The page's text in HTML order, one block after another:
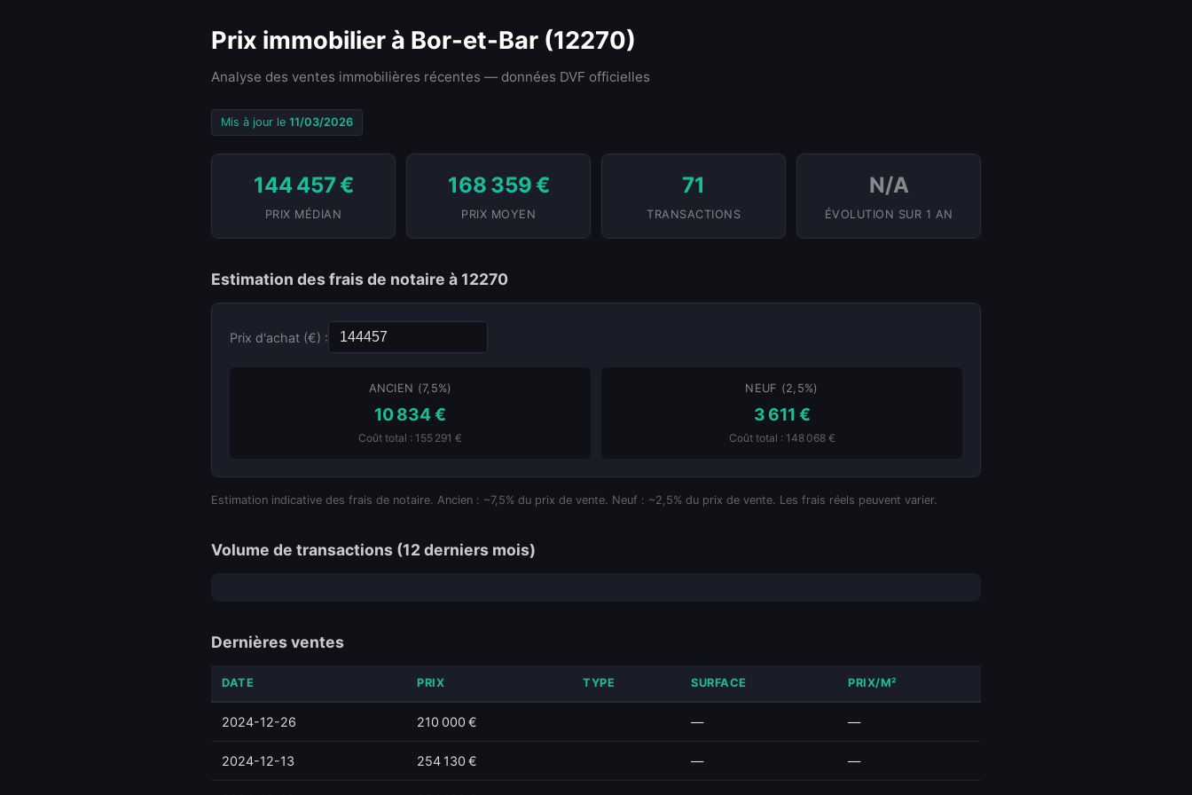
Prix immobilier à Bor-et-Bar (12270)
Analyse des ventes immobilières récentes — données DVF officielles
Mis à jour le 11/03/2026
144 457 €
PRIX MÉDIAN
168 359 €
PRIX MOYEN
71
TRANSACTIONS
N/A
ÉVOLUTION SUR 1 AN
Estimation des frais de notaire à 12270
Prix d'achat (€) :
ANCIEN (7,5%)
10 834 €
Coût total : 155 291 €
NEUF (2,5%)
3 611 €
Coût total : 148 068 €
Estimation indicative des frais de notaire. Ancien : ~7,5% du prix de vente. Neuf : ~2,5% du prix de vente. Les frais réels peuvent varier.
Volume de transactions (12 derniers mois)
Dernières ventes
DATE PRIX TYPE SURFACE PRIX/M²
2024-12-26 210 000 € — —
2024-12-13 254 130 € — —